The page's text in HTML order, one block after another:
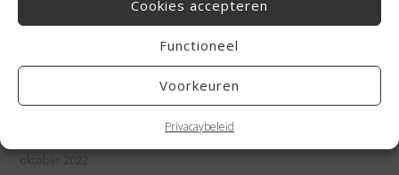
Cookies accepteren
Functioneel
Voorkeuren
Privacaybeleid
maart 2023
oktober 2022